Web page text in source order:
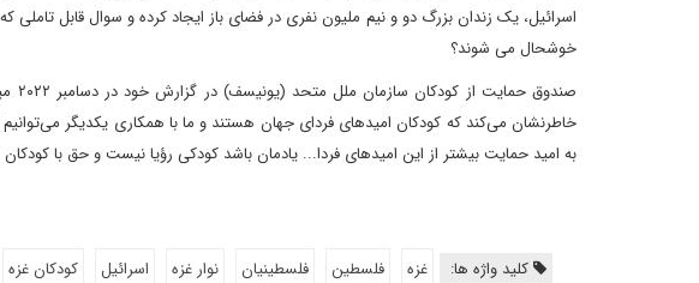
اسرائیل، یک زندان بزرگ دو و نیم ملیون نفری در فضای باز ایجاد کرده و سوال قابل
خوشحال می شوند؟
خاطرنشان می‌کند که کودکان امیدهای فردای جهان هستند و ما با همکاری یکدیگر
به امید حمایت بیشتر از این امیدهای فردا... یادمان باشد کودکی رؤیا نیست و حق با
کلید واژه ها: غزه فلسطین فلسطینیان نوار غزه اسرائیل کودکان غزه